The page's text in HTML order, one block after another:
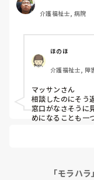
介護福祉士, 病院
ほのほ
介護福祉士, 障
マッサンさん
相談したのにそう
窓口がなさそうに
めになることも一
私はバラして欲
「モラハ